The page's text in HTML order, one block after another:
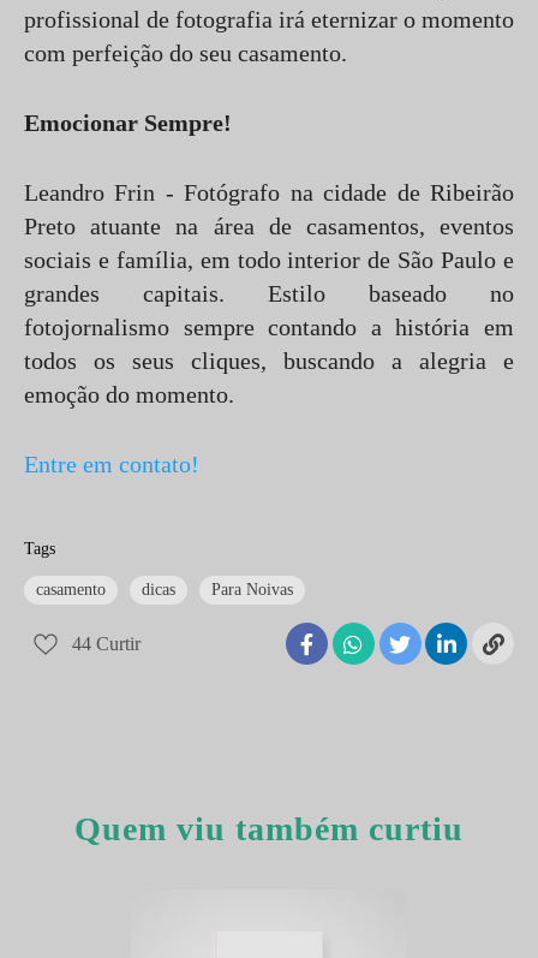
profissional de fotografia irá eternizar o momento
com perfeição do seu casamento.
Emocionar Sempre!
Leandro Frin - Fotógrafo na cidade de Ribeirão
Preto atuante na área de casamentos, eventos
sociais e família, em todo interior de São Paulo e
grandes capitais. Estilo baseado no
fotojornalismo sempre contando a história em
todos os seus cliques, buscando a alegria e
emoção do momento.
Entre em contato!
Tags
casamento dicas Para Noivas
44 Curtir
Quem viu também curtiu